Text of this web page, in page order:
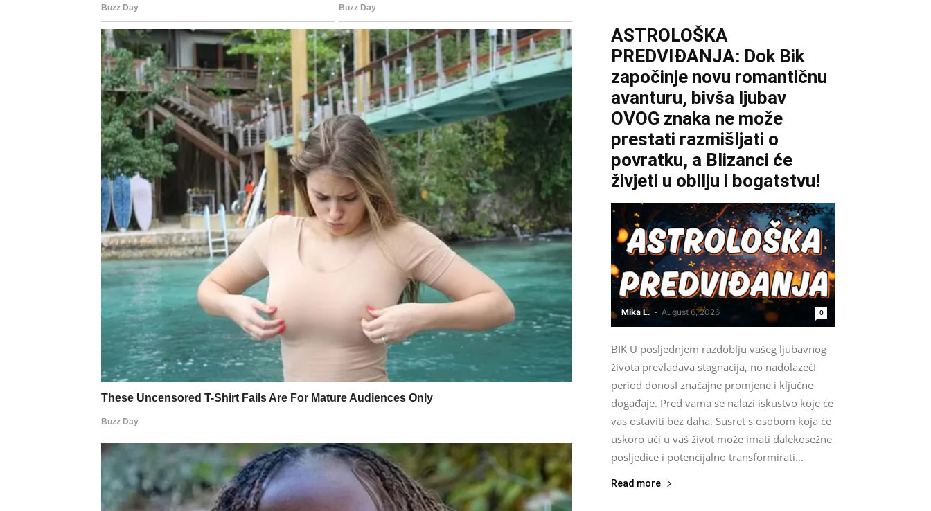
ASTROLOŠKA
PREDVIĐANJA: Dok Bik
započinje novu romantičnu
avanturu, bivša ljubav
OVOG znaka ne može
prestati razmišljati o
povratku, a Blizanci će
živjeti u obilju i bogatstvu!
Mika L. - August 6, 2026 0
BIK U posljednjem razdoblju vašeg ljubavnog
života prevladava stagnacija, no nadolazećI
period donosI značajne promjene i ključne
događaje. Pred vama se nalazi iskustvo koje će
vas ostaviti bez daha. Susret s osobom koja će
uskoro ući u vaš život može imati dalekosežne
posljedice i potencijalno transformirati...
Read more